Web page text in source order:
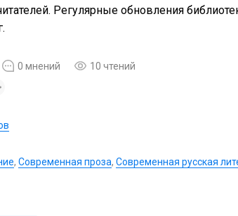
Регулярные обновления
0 мнений 10 чтений
, Современная проза, Современная русская